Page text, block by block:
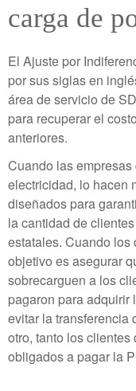
carga de
El Ajuste por
por sus siglas en
área de servicio de
para recuperar el
anteriores.
Cuando las
electricidad, lo hacen
diseñados para
la cantidad de
estatales. Cuando
objetivo es asegurar
sobrecarguen a los
pagaron para adquirir
evitar la transferencia
otro, tanto los
obligados a pagar la